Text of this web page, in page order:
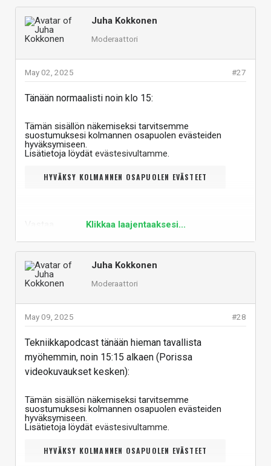
Juha Kokkonen
Moderaattori
#27
May 02, 2025
Tänään normaalisti noin klo 15:
Tämän sisällön näkemiseksi tarvitsemme
suostumuksesi kolmannen osapuolen evästeiden
hyväksymiseen.
Lisätietoja löydät evästesivultamme.
HYVÄKSY KOLMANNEN OSAPUOLEN EVÄSTEET
Klikkaa laajentaaksesi...
Juha Kokkonen
Moderaattori
#28
May 09, 2025
Tekniikkapodcast tänään hieman tavallista
myöhemmin, noin 15:15 alkaen (Porissa
videokuvaukset kesken):
Tämän sisällön näkemiseksi tarvitsemme
suostumuksesi kolmannen osapuolen evästeiden
hyväksymiseen.
Lisätietoja löydät evästesivultamme.
HYVÄKSY KOLMANNEN OSAPUOLEN EVÄSTEET